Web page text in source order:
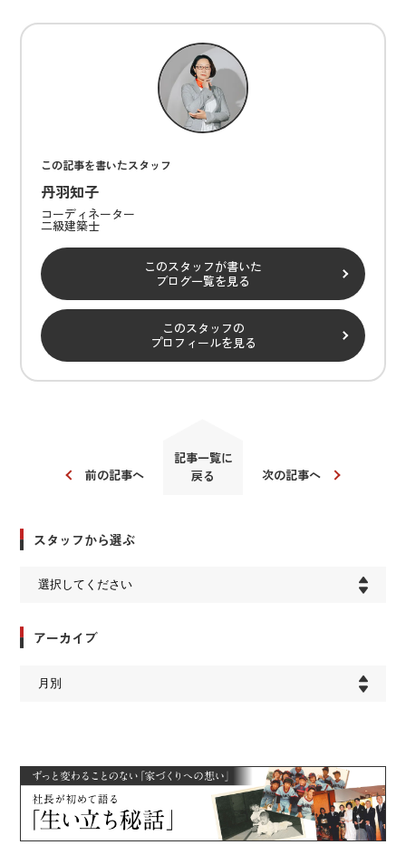
この記事を書いたスタッフ
丹羽知子
コーディネーター
二級建築士
このスタッフが書いた
ブログ一覧を見る
このスタッフの
プロフィールを見る
前の記事へ
記事一覧に
戻る
次の記事へ
スタッフから選ぶ
アーカイブ